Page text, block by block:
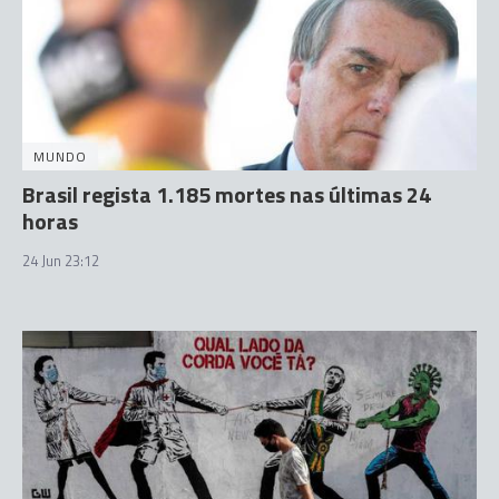
MUNDO
Brasil regista 1.185 mortes nas últimas 24
horas
24 Jun 23:12